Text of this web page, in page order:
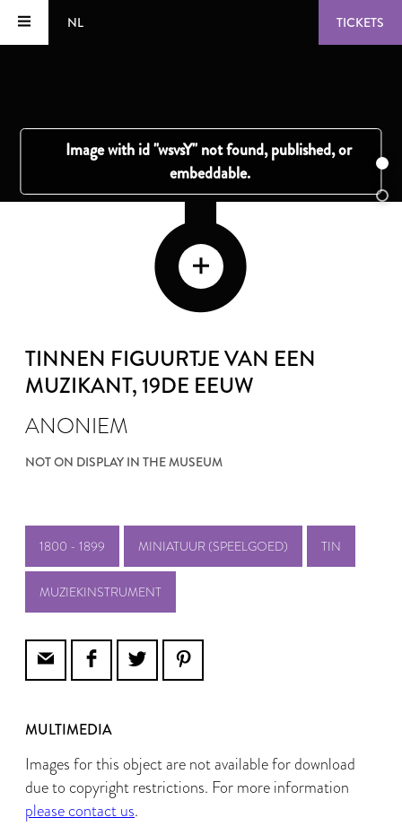
NL TICKETS
TINNEN FIGUURTJE VAN EEN
MUZIKANT, 19DE EEUW
ANONIEM
NOT ON DISPLAY IN THE MUSEUM
1800 - 1899 MINIATUUR (SPEELGOED) TIN
MUZIEKINSTRUMENT
MULTIMEDIA
Images for this object are not available for download
due to copyright restrictions. For more information
please contact us.